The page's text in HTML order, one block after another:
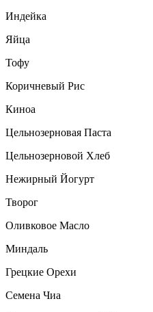
Индейка
Яйца
Тофу
Коричневый Рис
Киноа
Цельнозерновая Паста
Цельнозерновой Хлеб
Нежирный Йогурт
Творог
Оливковое Масло
Миндаль
Грецкие Орехи
Семена Чиа